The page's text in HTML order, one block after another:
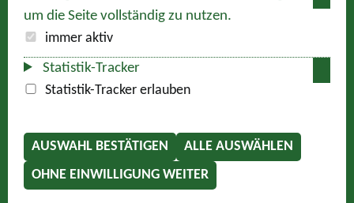
um die Seite vollständig zu nutzen.
immer aktiv
Statistik-Tracker
Statistik-Tracker erlauben
AUSWAHL BESTÄTIGEN
ALLE AUSWÄHLEN
OHNE EINWILLIGUNG WEITER